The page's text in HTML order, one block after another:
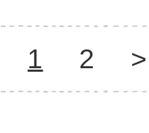
1 2 >